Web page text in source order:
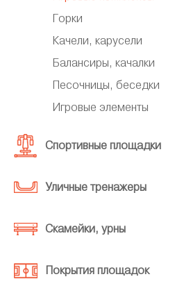
Горки
Качели, карусели
Балансиры, качалки
Песочницы, беседки
Игровые элементы
Спортивные площадки
Уличные тренажеры
Скамейки, урны
Покрытия площадок